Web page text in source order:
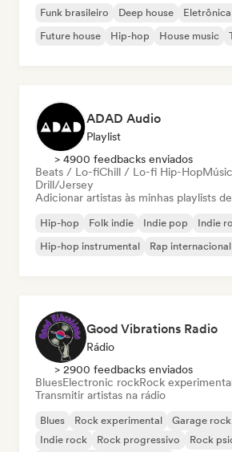
Funk brasileiro Deep house Eletrônica
Future house
Hip-hop House music
ADAD Audio
Playlist
> 4900 feedbacks enviados
Beats / Lo-fiChill / Lo-fi Hip-Hop
Drill/Jersey
Adicionar artistas às minhas playlists
Hip-hop Folk indie Indie pop Indie
Hip-hop instrumental
Rap internacional
Good Vibrations Radio
Rádio
> 2900 feedbacks enviados
BluesElectronic rockRock
Transmitir artistas na rádio
Blues Rock experimental Garage rock
Indie rock
Rock progressivo
Rock